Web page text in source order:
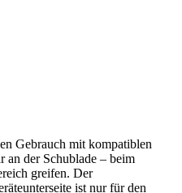
Gebrauch mit kompatiblen
an der Schublade – beim
greifen. Der
ist nur für den